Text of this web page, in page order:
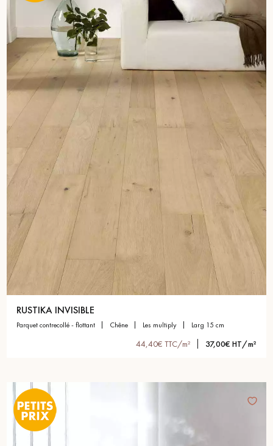
Un expert Décoplus Parquets vous appelle
Demandez un rendez-vous personnalisé
Obtenez un devis gratuit !
RUSTIKA INVISIBLE
parquet contrecollé - flottant chêne les multiply larg 15 cm
44,40€ TTC/m² 37,00€ HT/m²